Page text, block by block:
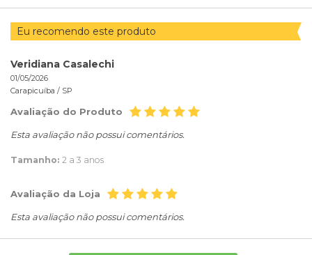
Eu recomendo este produto
Veridiana Casalechi
01/05/2026
Carapicuíba / SP
Avaliação do Produto
Esta avaliação não possui comentários.
Tamanho: 2 a 3 anos
Avaliação da Loja
Esta avaliação não possui comentários.